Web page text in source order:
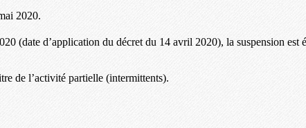
2020.
(date d’application du décret du 14 avril 2020), la suspension est
de l’activité partielle (intermittents).